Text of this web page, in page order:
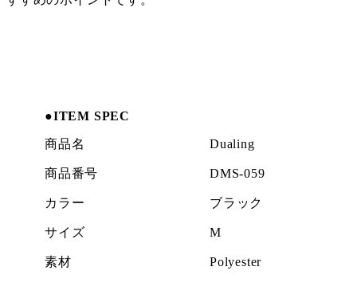
●ITEM SPEC
商品名 Dualing
商品番号 DMS-059
カラー ブラック
サイズ M
素材 Polyester